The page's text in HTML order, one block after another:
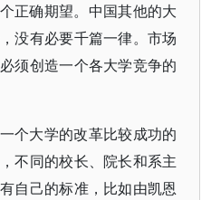
正确期望。中国其他的大
没有必要千篇一律。市场
须创造一个各大学竞争的
个大学的改革比较成功的
不同的校长、院长和系主
自己的标准，比如由凯恩